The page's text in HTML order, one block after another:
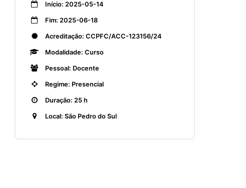
Início: 2025-05-14
Fim: 2025-06-18
Acreditação: CCPFC/ACC-123156/24
Modalidade: Curso
Pessoal: Docente
Regime: Presencial
Duração: 25 h
Local: São Pedro do Sul